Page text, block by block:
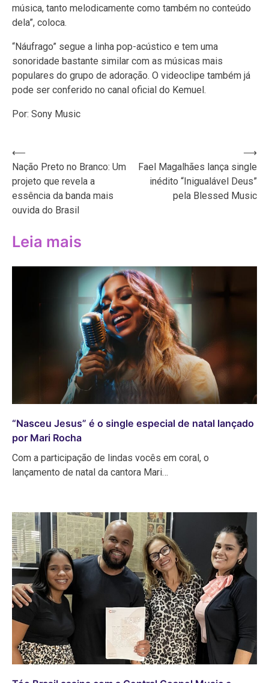
música, tanto melodicamente como também no conteúdo
dela”, coloca.
“Náufrago” segue a linha pop-acústico e tem uma
sonoridade bastante similar com as músicas mais
populares do grupo de adoração. O videoclipe também já
pode ser conferido no canal oficial do Kemuel.
Por: Sony Music
Navegação
de
Post
⟵
Nação Preto no Branco: Um
projeto que revela a
essência da banda mais
ouvida do Brasil
Fael Magalhães lança single
inédito “Inigualável Deus”
pela Blessed Music
⟶
Leia mais
“Nasceu Jesus” é o single especial de natal lançado
por Mari Rocha
Com a participação de lindas vocês em coral, o
lançamento de natal da cantora Mari…